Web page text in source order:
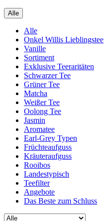
Alle
Alle
Onkel Willis Lieblingstee
Vanille
Sortiment
Exklusive Teeraritäten
Schwarzer Tee
Grüner Tee
Matcha
Weißer Tee
Oolong Tee
Jasmin
Aromatee
Earl-Grey Typen
Früchteaufguss
Kräuteraufguss
Rooibos
Landestypisch
Teefilter
Angebote
Das Beste zum Schluss